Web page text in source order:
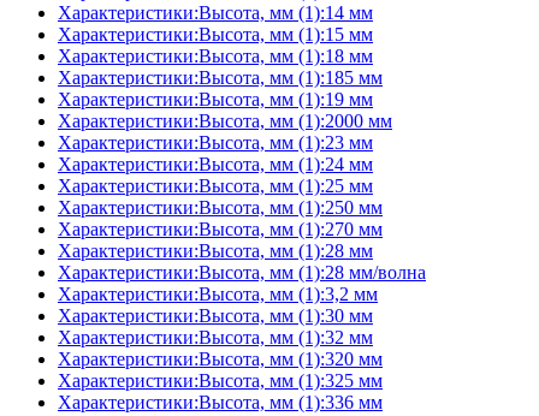
Характеристики:Высота, мм (1):14 мм
Характеристики:Высота, мм (1):15 мм
Характеристики:Высота, мм (1):18 мм
Характеристики:Высота, мм (1):185 мм
Характеристики:Высота, мм (1):19 мм
Характеристики:Высота, мм (1):2000 мм
Характеристики:Высота, мм (1):23 мм
Характеристики:Высота, мм (1):24 мм
Характеристики:Высота, мм (1):25 мм
Характеристики:Высота, мм (1):250 мм
Характеристики:Высота, мм (1):270 мм
Характеристики:Высота, мм (1):28 мм
Характеристики:Высота, мм (1):28 мм/волна
Характеристики:Высота, мм (1):3,2 мм
Характеристики:Высота, мм (1):30 мм
Характеристики:Высота, мм (1):32 мм
Характеристики:Высота, мм (1):320 мм
Характеристики:Высота, мм (1):325 мм
Характеристики:Высота, мм (1):336 мм